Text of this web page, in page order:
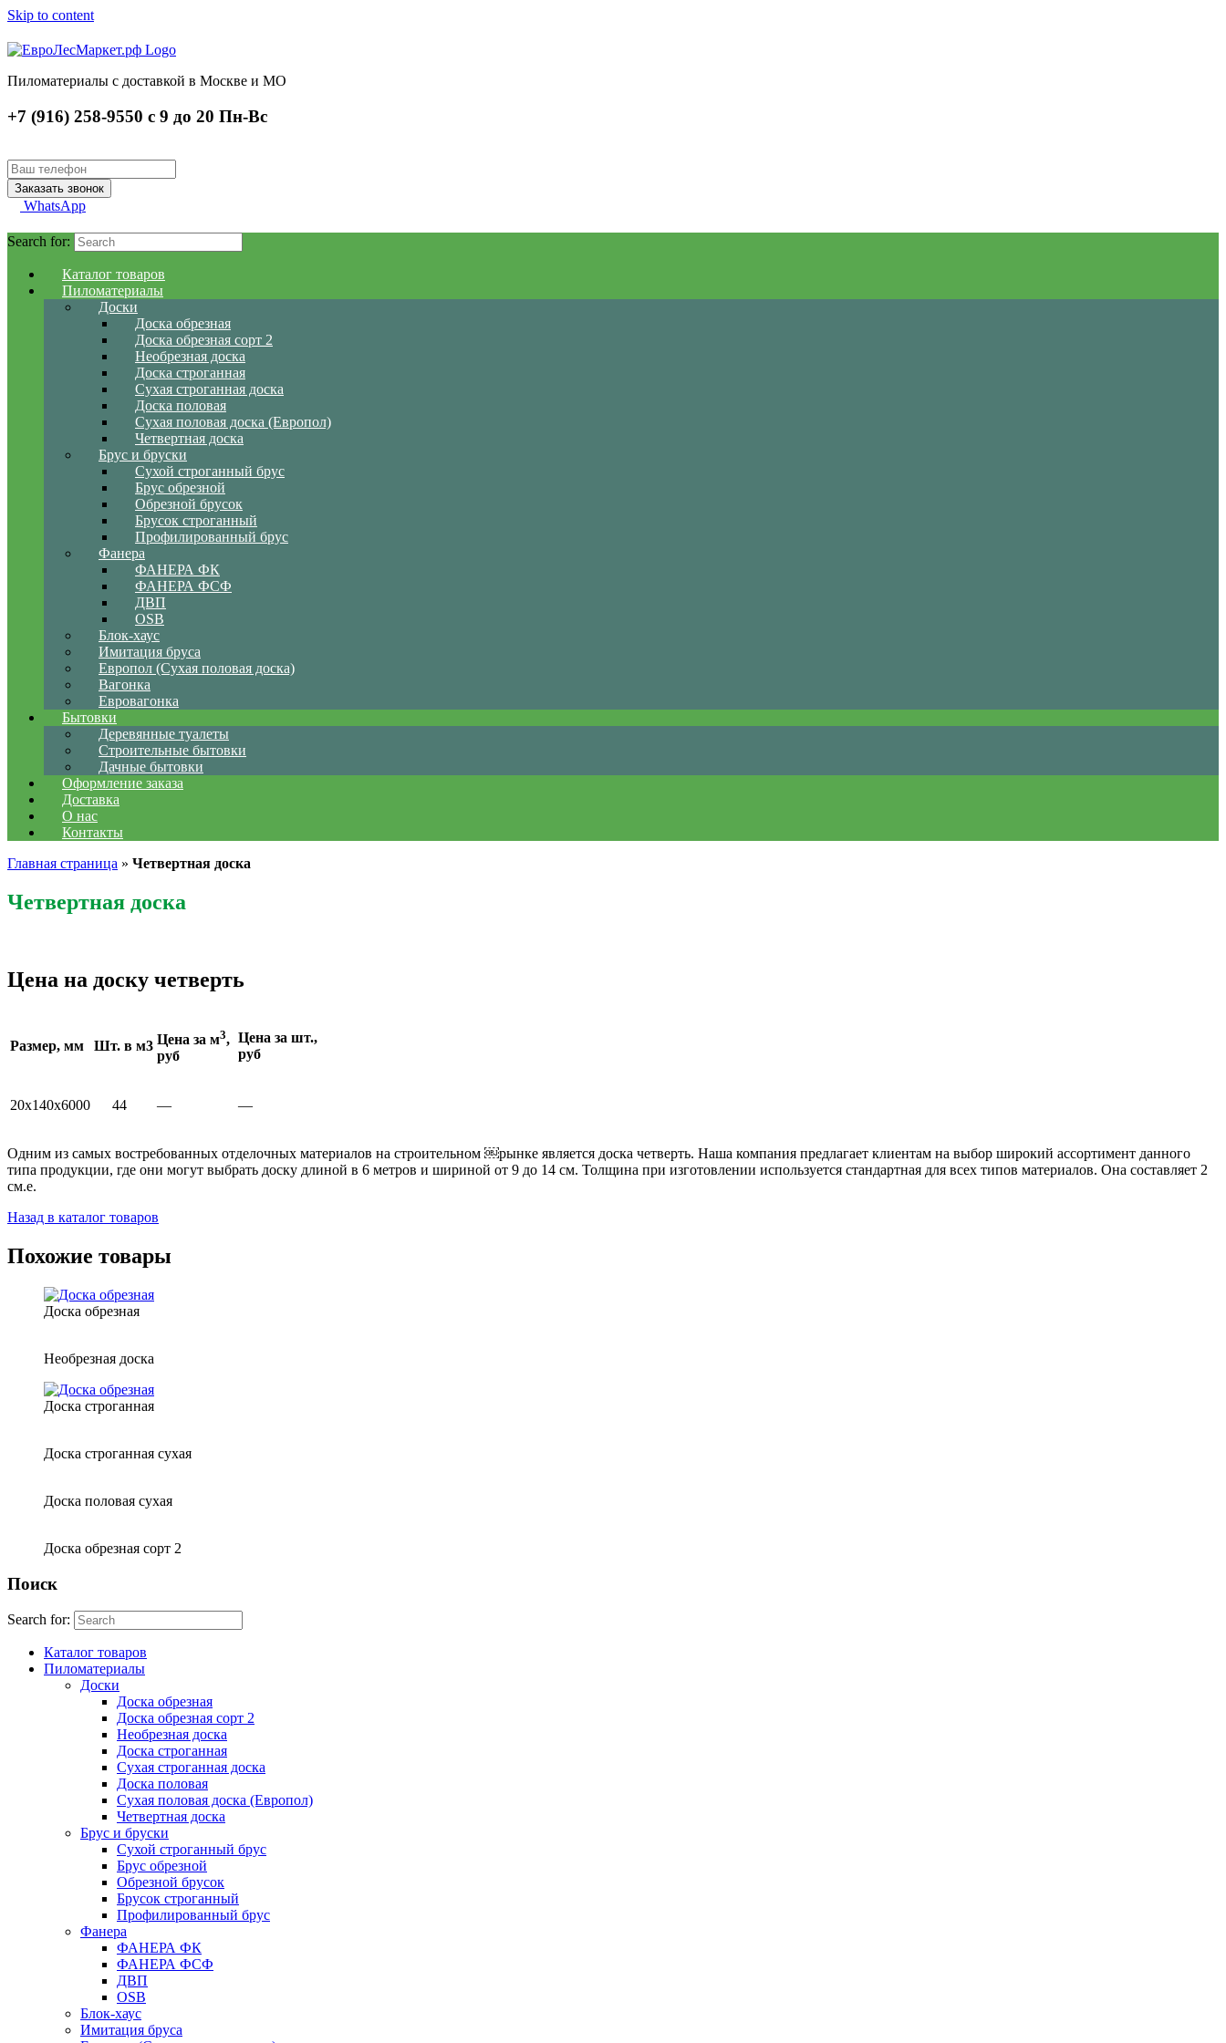
Skip to content
Пиломатериалы с доставкой в Москве и МО
+7 (916) 258-9550 с 9 до 20 Пн-Вс
WhatsApp
Search for:
Каталог товаров
Пиломатериалы
Доски
Доска обрезная
Доска обрезная сорт 2
Необрезная доска
Доска строганная
Сухая строганная доска
Доска половая
Сухая половая доска (Европол)
Четвертная доска
Брус и бруски
Сухой строганный брус
Брус обрезной
Обрезной брусок
Брусок строганный
Профилированный брус
Фанера
ФАНЕРА ФК
ФАНЕРА ФСФ
ДВП
OSB
Блок-хаус
Имитация бруса
Европол (Сухая половая доска)
Вагонка
Евровагонка
Бытовки
Деревянные туалеты
Строительные бытовки
Дачные бытовки
Оформление заказа
Доставка
О нас
Контакты
Главная страница » Четвертная доска
Четвертная доска
Цена на доску четверть
Размер, мм Шт. в м3 Цена за м3,
руб
Цена за шт.,
руб
20x140x6000 44 — —
Одним из самых востребованных отделочных материалов на строительном ￼рынке является доска четверть. Наша компания предлагает клиентам на выбор широкий ассортимент данного
типа продукции, где они могут выбрать доску длиной в 6 метров и шириной от 9 до 14 см. Толщина при изготовлении используется стандартная для всех типов материалов. Она составляет 2
см.е.
Назад в каталог товаров
Похожие товары
Доска обрезная
Необрезная доска
Доска строганная
Доска строганная сухая
Доска половая сухая
Доска обрезная сорт 2
Поиск
Search for:
Каталог товаров
Пиломатериалы
Доски
Доска обрезная
Доска обрезная сорт 2
Необрезная доска
Доска строганная
Сухая строганная доска
Доска половая
Сухая половая доска (Европол)
Четвертная доска
Брус и бруски
Сухой строганный брус
Брус обрезной
Обрезной брусок
Брусок строганный
Профилированный брус
Фанера
ФАНЕРА ФК
ФАНЕРА ФСФ
ДВП
OSB
Блок-хаус
Имитация бруса